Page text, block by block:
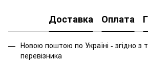
Доставка Оплата
Новою поштою по Україні - згідно з
перевізника